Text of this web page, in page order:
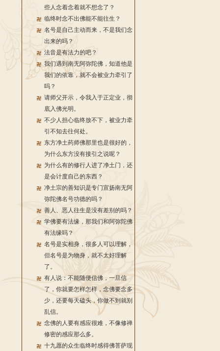
些人念着念着就不想念了？
临终时念不出佛能不能往生？
名号是自己主动而来，不是我们念
出来的吗？
法音是有法力的吧？
我们遇到南无阿弥陀佛，知道他是
我们的依靠，就不会被业力牵引了
吗？
请师父开示，令我入于正定业，彻
底入佛光明。
不少人担心临终放不下，被业力牵
引不知去往何处。
东方净土药师佛那里也是很好的，
为什么东方没有接引之说呢？
为什么有的修行人进了净土门，还
是会计度自己的东西？
净土宗的善知识是专门宣扬南无阿
弥陀佛名号功德的吗？
善人、恶人往生是没有差别的吗？
学佛要有法缘，那我们和阿弥陀佛
有法缘吗？
名号是实相身，很多人可以理解，
但名号是为物身，就不太好理解
了。
有人说：不能随便信佛，一旦信
了，你就要怎样怎样，念佛要念多
少，还要每天磕头，你做不到就别
乱信。
念佛的人要有感应很难，不像修禅
修密的感应那么多。
十九愿的众生临终时感得佛菩萨现